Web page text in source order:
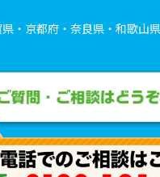
・京都府・奈良県・和歌山県